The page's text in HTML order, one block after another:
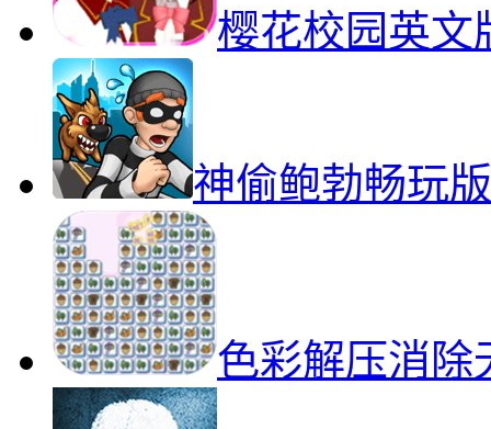
樱花校园英文
神偷鲍勃畅玩
色彩解压消除